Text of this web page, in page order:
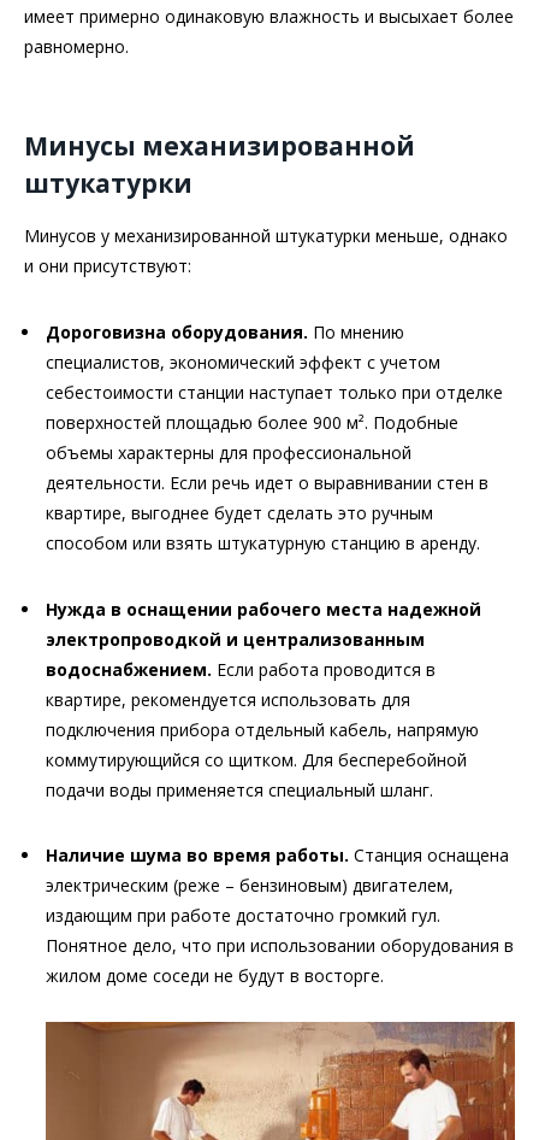
имеет примерно одинаковую влажность и высыхает более
равномерно.
Минусы механизированной
штукатурки
Минусов у механизированной штукатурки меньше, однако
и они присутствуют:
Дороговизна оборудования. По мнению
специалистов, экономический эффект с учетом
себестоимости станции наступает только при отделке
поверхностей площадью более 900 м². Подобные
объемы характерны для профессиональной
деятельности. Если речь идет о выравнивании стен в
квартире, выгоднее будет сделать это ручным
способом или взять штукатурную станцию в аренду.
Нужда в оснащении рабочего места надежной
электропроводкой и централизованным
водоснабжением. Если работа проводится в
квартире, рекомендуется использовать для
подключения прибора отдельный кабель, напрямую
коммутирующийся со щитком. Для бесперебойной
подачи воды применяется специальный шланг.
Наличие шума во время работы. Станция оснащена
электрическим (реже – бензиновым) двигателем,
издающим при работе достаточно громкий гул.
Понятное дело, что при использовании оборудования в
жилом доме соседи не будут в восторге.